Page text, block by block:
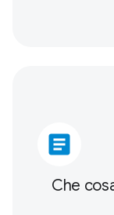
article
Che